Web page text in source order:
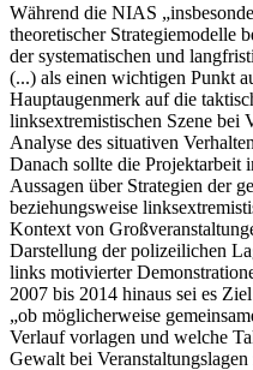
Während die NIAS
theoretischer Strategiemodelle
der systematischen und
(...) als einen wichtigen Punkt
Hauptaugenmerk auf die
linksextremistischen Szene bei
Analyse des situativen
Danach sollte die Projektarbeit
Aussagen über Strategien der
beziehungsweise
Kontext von
Darstellung der polizeilichen
links motivierter
2007 bis 2014 hinaus sei es
„ob möglicherweise
Verlauf vorlagen und welche
Gewalt bei